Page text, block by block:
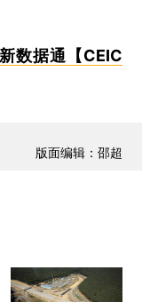
数据通【CEIC
版面编辑：邵超